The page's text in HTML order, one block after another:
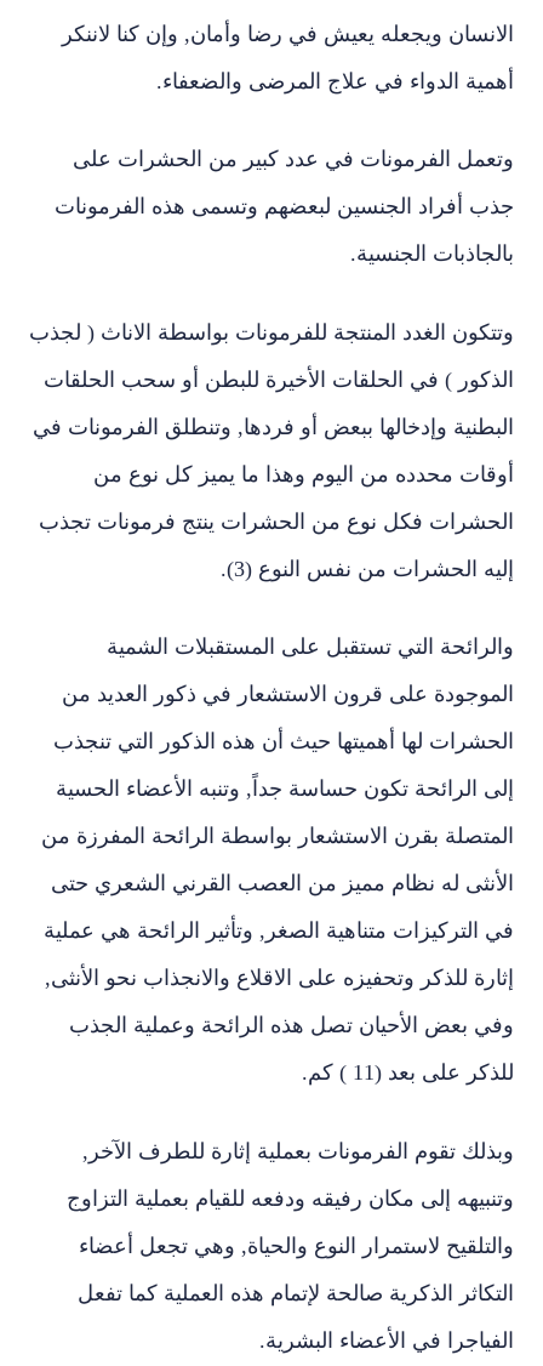
الانسان ويجعله يعيش في رضا وأمان, وإن كنا لاننكر
أهمية الدواء في علاج المرضى والضعفاء.
وتعمل الفرمونات في عدد كبير من الحشرات على
جذب أفراد الجنسين لبعضهم وتسمى هذه الفرمونات
بالجاذبات الجنسية.
وتتكون الغدد المنتجة للفرمونات بواسطة الاناث ( لجذب
الذكور ) في الحلقات الأخيرة للبطن أو سحب الحلقات
البطنية وإدخالها ببعض أو فردها, وتنطلق الفرمونات في
أوقات محدده من اليوم وهذا ما يميز كل نوع من
الحشرات فكل نوع من الحشرات ينتج فرمونات تجذب
إليه الحشرات من نفس النوع (3).
والرائحة التي تستقبل على المستقبلات الشمية
الموجودة على قرون الاستشعار في ذكور العديد من
الحشرات لها أهميتها حيث أن هذه الذكور التي تنجذب
إلى الرائحة تكون حساسة جداً, وتنبه الأعضاء الحسية
المتصلة بقرن الاستشعار بواسطة الرائحة المفرزة من
الأنثى له نظام مميز من العصب القرني الشعري حتى
في التركيزات متناهية الصغر, وتأثير الرائحة هي عملية
إثارة للذكر وتحفيزه على الاقلاع والانجذاب نحو الأنثى,
وفي بعض الأحيان تصل هذه الرائحة وعملية الجذب
للذكر على بعد (11 ) كم.
وبذلك تقوم الفرمونات بعملية إثارة للطرف الآخر,
وتنبيهه إلى مكان رفيقه ودفعه للقيام بعملية التزاوج
والتلقيح لاستمرار النوع والحياة, وهي تجعل أعضاء
التكاثر الذكرية صالحة لإتمام هذه العملية كما تفعل
الفياجرا في الأعضاء البشرية.